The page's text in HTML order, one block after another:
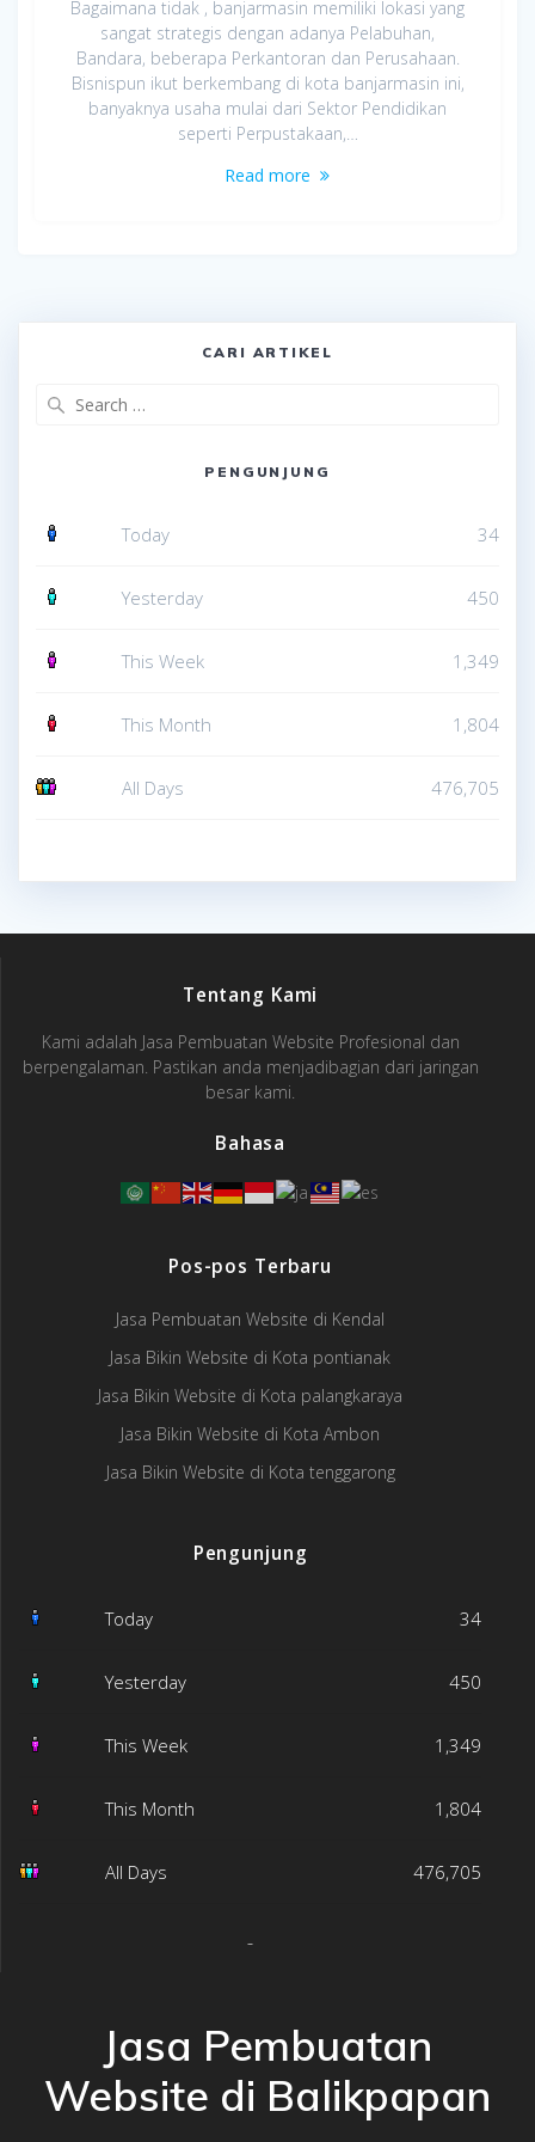
Bagaimana tidak , banjarmasin memiliki lokasi yang
sangat strategis dengan adanya Pelabuhan,
Bandara, beberapa Perkantoran dan Perusahaan.
Bisnispun ikut berkembang di kota banjarmasin ini,
banyaknya usaha mulai dari Sektor Pendidikan
seperti Perpustakaan,…
Read more
CARI ARTIKEL
PENGUNJUNG
Today 34
Yesterday 450
This Week 1,349
This Month 1,804
All Days 476,705
Tentang Kami
Kami adalah Jasa Pembuatan Website Profesional dan
berpengalaman. Pastikan anda menjadibagian dari jaringan
besar kami.
Bahasa
Pos-pos Terbaru
Jasa Pembuatan Website di Kendal
Jasa Bikin Website di Kota pontianak
Jasa Bikin Website di Kota palangkaraya
Jasa Bikin Website di Kota Ambon
Jasa Bikin Website di Kota tenggarong
Pengunjung
Today 34
Yesterday 450
This Week 1,349
This Month 1,804
All Days 476,705
Jasa Pembuatan
Website di Balikpapan